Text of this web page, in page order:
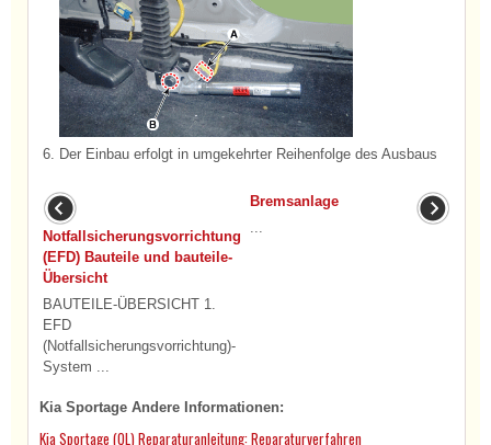
6. Der Einbau erfolgt in umgekehrter Reihenfolge des Ausbaus
Notfallsicherungsvorrichtung
(EFD) Bauteile und bauteile-
Übersicht
BAUTEILE-ÜBERSICHT 1.
EFD
(Notfallsicherungsvorrichtung)-
System ...
Bremsanlage
...
Kia Sportage Andere Informationen:
Kia Sportage (QL) Reparaturanleitung: Reparaturverfahren